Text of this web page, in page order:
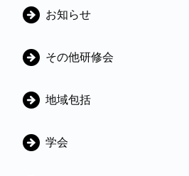
カ
ゴ
お知らせ
その他研修会
地域包括
学会